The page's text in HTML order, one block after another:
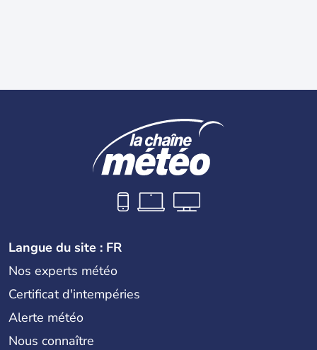
Langue du site : FR
Nos experts météo
Certificat d'intempéries
Alerte météo
Nous connaître